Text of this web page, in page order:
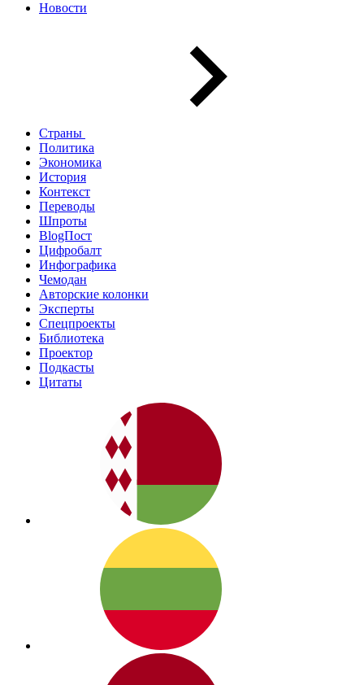
Новости
Страны
Политика
Экономика
История
Контекст
Переводы
Шпроты
BlogПост
Цифробалт
Инфографика
Чемодан
Авторские колонки
Эксперты
Спецпроекты
Библиотека
Проектор
Подкасты
Цитаты